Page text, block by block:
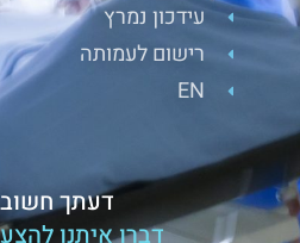
עידכון נמרץ
רישום לעמותה
EN
דעתך
דברו איתנו